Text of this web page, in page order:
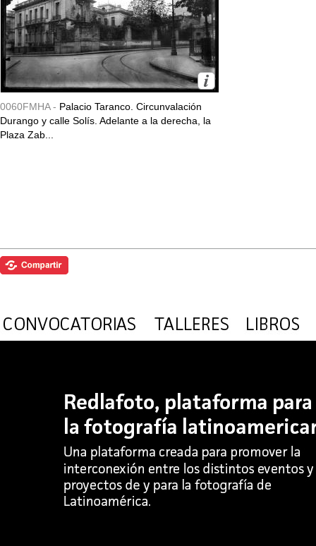
0060FMHA - Palacio Taranco. Circunvalación
Durango y calle Solís. Adelante a la derecha, la
Plaza Zab...